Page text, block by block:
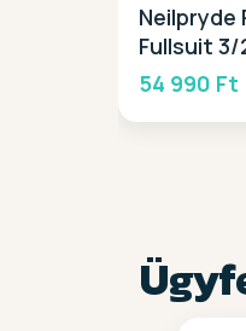
Neilpryde
Fullsuit 3/
2026
54 990 Ft